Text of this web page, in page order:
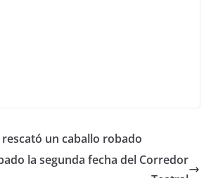
rescató un caballo robado
la segunda fecha del Corredor